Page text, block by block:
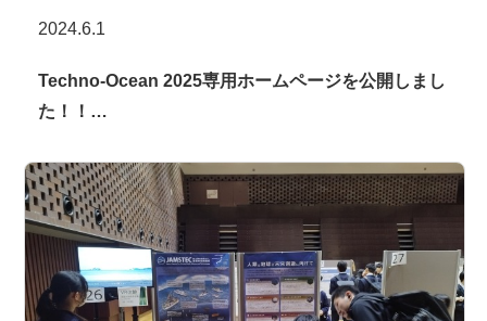
2024.6.1
Techno-Ocean 2025専用ホームページを公開しまし
た！！…